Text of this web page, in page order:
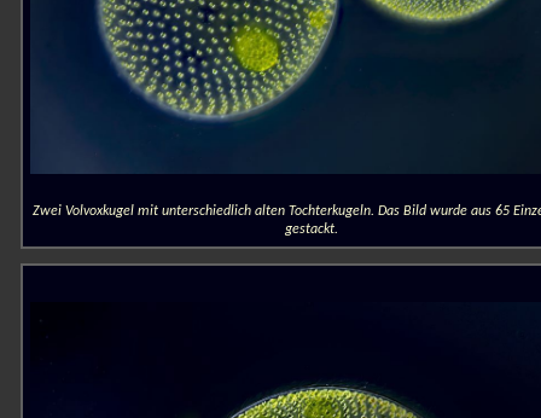
Zwei Volvoxkugel mit unterschiedlich alten Tochterkugeln. Das Bild wurde aus 65
gestackt.